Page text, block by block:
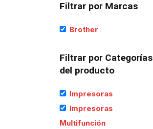
Filtrar por Marcas
Brother
Filtrar por Categorías
del producto
Impresoras
Impresoras
Multifunción